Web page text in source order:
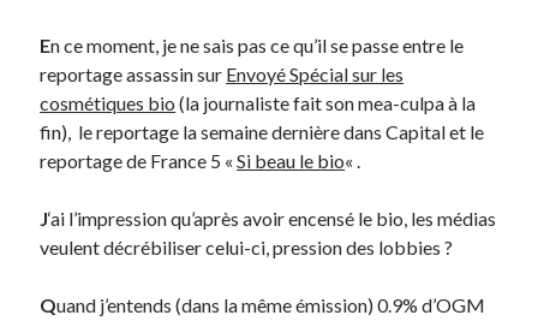
Commentaires récents
Entretien ménagerdansT’as vu quoi ? #52
littleceltdansComment j’ai opéré ma vélorution toute personnelle
AnthonydansComment j’ai opéré ma vélorution toute personnelle
personnelle
En ce moment, je ne sais pas ce qu’il se passe entre le
reportage assassin sur Envoyé Spécial sur les
cosmétiques bio (la journaliste fait son mea-culpa à la
fin), le reportage la semaine dernière dans Capital et le
reportage de France 5 «Si beau le bio« .
J‘ai l’impression qu’après avoir encensé le bio, les médias
veulent décrébiliser celui-ci, pression des lobbies ?
Quand j’entends (dans la même émission) 0.9% d’OGM